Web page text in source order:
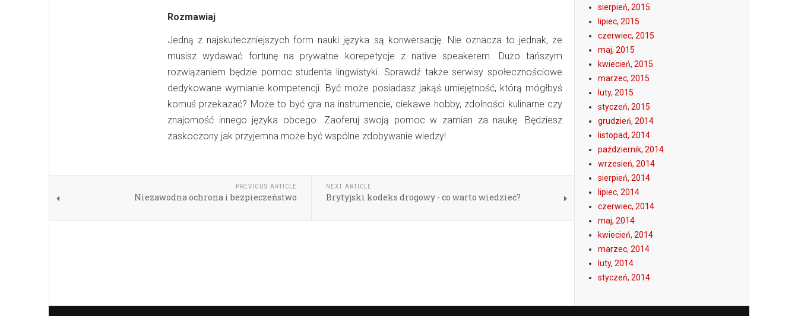
Rozmawiaj
Jedną z najskuteczniejszych form nauki języka są konwersację. Nie oznacza to jednak, że
musisz wydawać fortunę na prywatne korepetycje z native speakerem. Dużo tańszym
rozwiązaniem będzie pomoc studenta lingwistyki. Sprawdź także serwisy społecznościowe
dedykowane wymianie kompetencji. Być może posiadasz jakąś umiejętność, którą mógłbyś
komuś przekazać? Może to być gra na instrumencie, ciekawe hobby, zdolności kulinarne czy
znajomość innego języka obcego. Zaoferuj swoją pomoc w zamian za naukę. Będziesz
zaskoczony jak przyjemna może być wspólne zdobywanie wiedzy!
PREVIOUS ARTICLE
Niezawodna ochrona i bezpieczeństwo
NEXT ARTICLE
Brytyjski kodeks drogowy - co warto wiedzieć?
sierpień, 2015
lipiec, 2015
czerwiec, 2015
maj, 2015
kwiecień, 2015
marzec, 2015
luty, 2015
styczeń, 2015
grudzień, 2014
listopad, 2014
październik, 2014
wrzesień, 2014
sierpień, 2014
lipiec, 2014
czerwiec, 2014
maj, 2014
kwiecień, 2014
marzec, 2014
luty, 2014
styczeń, 2014